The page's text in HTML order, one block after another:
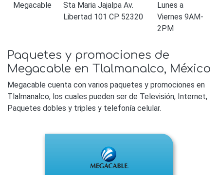
Megacable
Sta Maria Jajalpa Av.
Libertad 101 CP 52320
Lunes a
Viernes 9AM-
2PM
Paquetes y promociones de
Megacable en Tlalmanalco, México
Megacable cuenta con varios paquetes y promociones en
Tlalmanalco, los cuales pueden ser de Televisión, Internet,
Paquetes dobles y triples y telefonía celular.